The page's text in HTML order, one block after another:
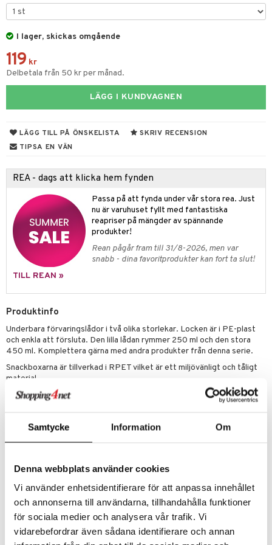
Samtycke Information Om
Denna webbplats använder cookies
Vi använder enhetsidentifierare för att anpassa innehållet
och annonserna till användarna, tillhandahålla funktioner
för sociala medier och analysera vår trafik. Vi
vidarebefordrar även sådana identifierare och annan
I lager, skickas omgående
119 kr
Delbetala från 50 kr per månad.
LÄGG I KUNDVAGNEN
LÄGG TILL PÅ ÖNSKELISTA
SKRIV RECENSION
TIPSA EN VÄN
REA - dags att klicka hem fynden
Passa på att fynda under vår stora rea. Just
nu är varuhuset fyllt med fantastiska
reapriser på mängder av spännande
produkter!
Rean pågår fram till 31/8-2026, men var
snabb - dina favoritprodukter kan fort ta slut!
TILL REAN »
Produktinfo
Underbara förvaringslådor i två olika storlekar. Locken är i PE-plast
och enkla att försluta. Den lilla lådan rymmer 250 ml och den stora
450 ml. Komplettera gärna med andra produkter från denna serie.
Snackboxarna är tillverkad i RPET vilket är ett miljövänligt och tåligt
material.
Rätt Starts produkter i RPET bidrar till minskat avfall och lägre
koldioxidavtryck. RPET tål ej mikrovågsugn men går bra att diskas i
Artikelnr
TRR70-1-XX
Lägsta pris senaste 30 dagarna: 119 kr
& Tillbehör
& Solhattar
& UV-kläder
& Strumpor
gå vagnar
Builder
Pet Shop
- Forntidsdjur
- Hästar
Wild Life
Zhu Pets
Born
Prinsessor
Dollhouse
Friends
Barn
Love
Stockholm
Hoppetossa
Villa Villerkulla
& Gungdjur
Åberg
Prinsessor
Gris
Potter
Kitty
Bluey
Classic
Creator
Disney
Disney Princess
DUPLO
Friends
Minecraft
Ninjago
& Köksredskap
leksaker
spel
bitar